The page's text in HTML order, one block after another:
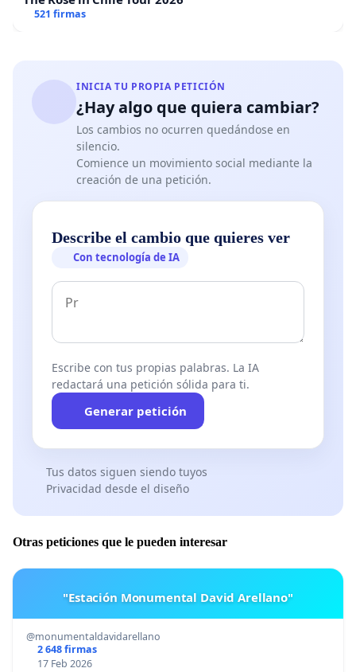
521 firmas
INICIA TU PROPIA PETICIÓN
¿Hay algo que quiera cambiar?
Los cambios no ocurren quedándose en
silencio.
Comience un movimiento social mediante la
creación de una petición.
Describe el cambio que quieres ver
Con tecnología de IA
Escribe con tus propias palabras. La IA
redactará una petición sólida para ti.
Generar petición
Tus datos siguen siendo tuyos
Privacidad desde el diseño
Otras peticiones que le pueden interesar
"Estación Monumental David Arellano"
@monumentaldavidarellano
2 648 firmas
17 Feb 2026